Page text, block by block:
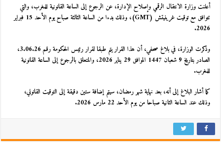
أعلنت وزارة الانتقال الرقمي وإصلاح الإدارة، عن الرجوع إلى الساعة القانونية للمغرب، والتي
تتوافق مع توقيت غرينيتش (GMT)، وذلك بدءا من الساعة الثالثة صباح يوم الأحد 15 فبراير
2026.
وذكرت الوزارة، في بلاغ صحفي، أن هذا القرار يتم طبقا لقرار رئيس الحكومة رقم 3.06.26،
الصادر بتاريخ 9 شعبان 1447 الموافق 29 يناير 2026، والمتعلق بالرجوع إلى الساعة القانونية
للمغرب.
كما أشار البلاغ إلى أنه، بعد نهاية شهر رمضان، سيتم إضافة ستين دقيقة إلى التوقيت القانوني،
وذلك عند الساعة الثانية صباحا من يوم الأحد 22 مارس 2026.